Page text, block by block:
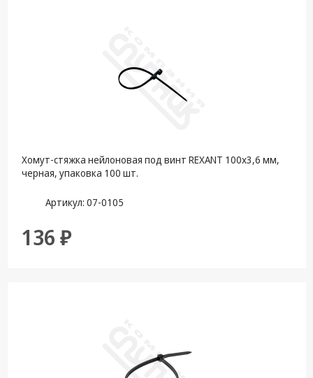
Хомут-стяжкa нейлоновая под винт REXANT 100x3,6 мм,
черная, упаковка 100 шт.
Артикул: 07-0105
136 ₽